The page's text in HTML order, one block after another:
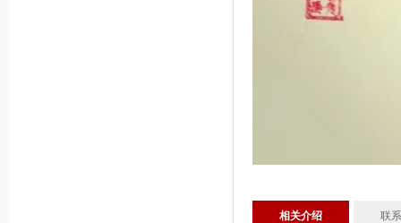
相关介绍 联